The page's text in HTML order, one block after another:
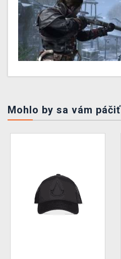
Mohlo by sa vám páčiť